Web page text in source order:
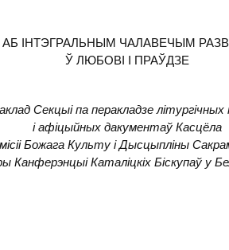
АБ ІНТЭГРАЛЬНЫМ ЧАЛАВЕЧЫМ
Ў ЛЮБОВІ І ПРАЎДЗЕ
Секцыі па перакладзе
і афіцыйных дакументаў Касцёла
Божага Культу і Дысцыпліны
Канферэнцыі Каталіцкіх Біскупаў у